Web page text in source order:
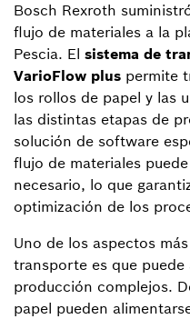
Bosch Rexroth
flujo de materiales a la
Pescia. El sistema de
VarioFlow plus permite
los rollos de papel y las
las distintas etapas de
solución de software
flujo de materiales
necesario, lo que
optimización de los
Uno de los aspectos
transporte es que
producción complejos.
papel pueden